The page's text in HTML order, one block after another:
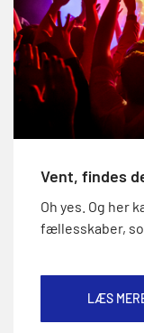
Vent, findes
Oh yes. Og her
fællesskaber,
LÆS